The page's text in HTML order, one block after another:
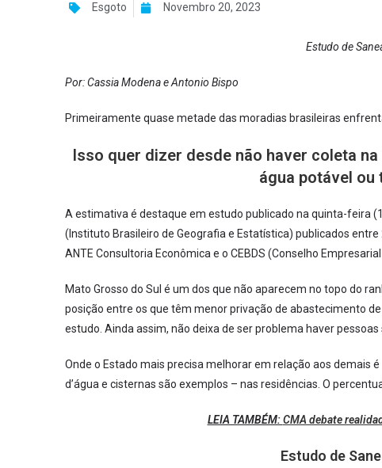
Esgoto Novembro 20, 2023
Estudo de
Por: Cassia Modena e Antonio Bispo
Primeiramente quase metade das moradias brasileiras
Isso quer dizer desde não haver coleta
água potável ou
A estimativa é destaque em estudo publicado na quinta-feira
(Instituto Brasileiro de Geografia e Estatística) publicados
ANTE Consultoria Econômica e o CEBDS (Conselho
Mato Grosso do Sul é um dos que não aparecem no topo do
posição entre os que têm menor privação de abastecimento
estudo. Ainda assim, não deixa de ser problema haver
Onde o Estado mais precisa melhorar em relação aos demais
d’água e cisternas são exemplos – nas residências. O
LEIA TAMBÉM:CMA debate
Estudo de